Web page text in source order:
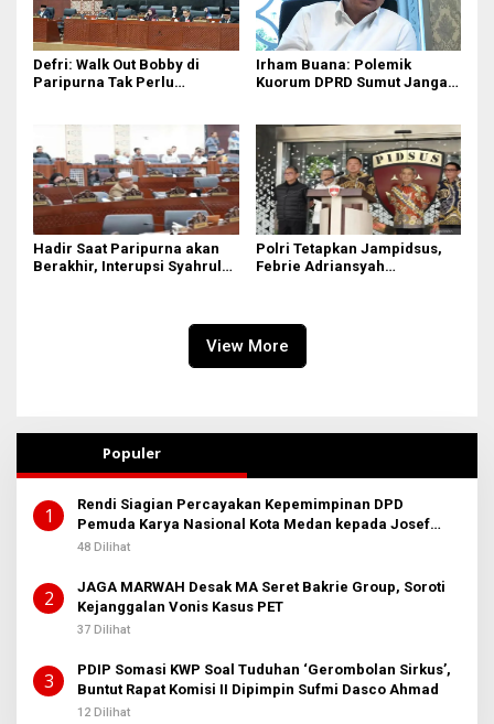
Defri: Walk Out Bobby di
Paripurna Tak Perlu
Irham Buana: Polemik
Kuorum DPRD Sumut Jangan
Hadir Saat Paripurna akan
Berakhir, Interupsi Syahrul
Polri Tetapkan Jampidsus,
Febrie Adriansyah
View More
Populer
1
Rendi Siagian Percayakan Kepemimpinan DPD
Pemuda Karya Nasional Kota Medan kepada Josef
Sembiring
48 Dilihat
2
JAGA MARWAH Desak MA Seret Bakrie Group, Soroti
Kejanggalan Vonis Kasus PET
37 Dilihat
3
PDIP Somasi KWP Soal Tuduhan ‘Gerombolan Sirkus’,
Buntut Rapat Komisi II Dipimpin Sufmi Dasco Ahmad
12 Dilihat